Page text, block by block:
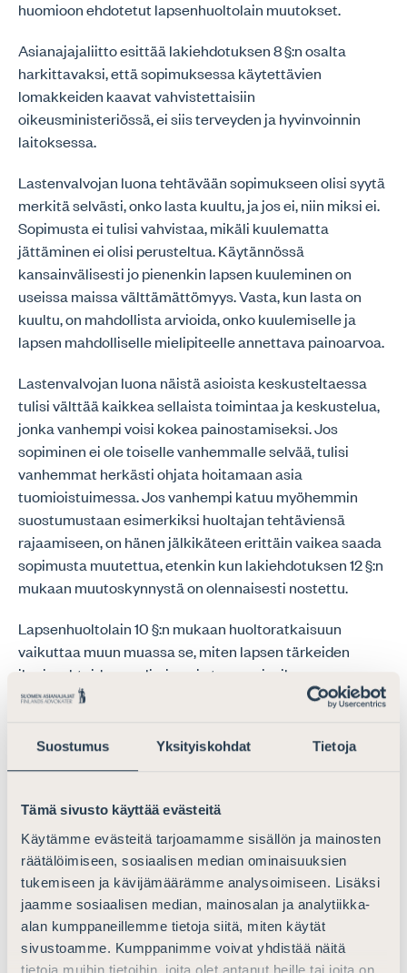
Suostumus Yksityiskohdat Tietoja
Tämä sivusto käyttää evästeitä
Käytämme evästeitä tarjoamamme sisällön ja mainosten
räätälöimiseen, sosiaalisen median ominaisuuksien
tukemiseen ja kävijämäärämme analysoimiseen. Lisäksi
jaamme sosiaalisen median, mainosalan ja analytiikka-
alan kumppaneillemme tietoja siitä, miten käytät
sivustoamme. Kumppanimme voivat yhdistää näitä
tietoja muihin tietoihin, joita olet antanut heille tai joita on
huomioon ehdotetut lapsenhuoltolain muutokset.
Asianajajaliitto esittää lakiehdotuksen 8 §:n osalta
harkittavaksi, että sopimuksessa käytettävien
lomakkeiden kaavat vahvistettaisiin
oikeusministeriössä, ei siis terveyden ja hyvinvoinnin
laitoksessa.
Lastenvalvojan luona tehtävään sopimukseen olisi syytä
merkitä selvästi, onko lasta kuultu, ja jos ei, niin miksi ei.
Sopimusta ei tulisi vahvistaa, mikäli kuulematta
jättäminen ei olisi perusteltua. Käytännössä
kansainvälisesti jo pienenkin lapsen kuuleminen on
useissa maissa välttämättömyys. Vasta, kun lasta on
kuultu, on mahdollista arvioida, onko kuulemiselle ja
lapsen mahdolliselle mielipiteelle annettava painoarvoa.
Lastenvalvojan luona näistä asioista keskusteltaessa
tulisi välttää kaikkea sellaista toimintaa ja keskustelua,
jonka vanhempi voisi kokea painostamiseksi. Jos
sopiminen ei ole toiselle vanhemmalle selvää, tulisi
vanhemmat herkästi ohjata hoitamaan asia
tuomioistuimessa. Jos vanhempi katuu myöhemmin
suostumustaan esimerkiksi huoltajan tehtäviensä
rajaamiseen, on hänen jälkikäteen erittäin vaikea saada
sopimusta muutettua, etenkin kun lakiehdotuksen 12 §:n
mukaan muutoskynnystä on olennaisesti nostettu.
Lapsenhuoltolain 10 §:n mukaan huoltoratkaisuun
vaikuttaa muun muassa se, miten lapsen tärkeiden
ihmissuhteiden vaaliminen ja tapaamisoikeus
etävanhempaan vastaisuudessa parhaiten toteutuu.
ylläpitää lapsen suhdetta sellaiseen henkilöön, jolla on
Lapsen ihmissuhteiden turvaaminen on sinällään
tavanomaisena yhteydenpitona, jota vanhempi omilla
toimillaan tukee. Mahdollisuutta vahvistaa
lakiehdotuksen 9 c §:n tarkoittama tapaamisoikeus
lapselle läheiseen henkilöön, tulisi käyttää hyvin
harkiten. Perusteltua tapaamisoikeuden vahvistaminen
voi olla esimerkiksi sellaisessa tilanteessa, jossa lapsella